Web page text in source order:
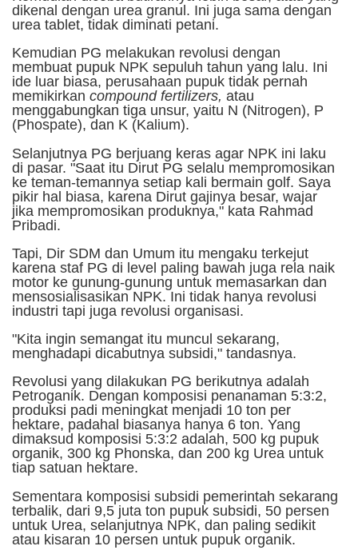
dikenal dengan urea granul. Ini juga sama dengan
urea tablet, tidak diminati petani.
Kemudian PG melakukan revolusi dengan
membuat pupuk NPK sepuluh tahun yang lalu. Ini
ide luar biasa, perusahaan pupuk tidak pernah
memikirkan compound fertilizers, atau
menggabungkan tiga unsur, yaitu N (Nitrogen), P
(Phospate), dan K (Kalium).
Selanjutnya PG berjuang keras agar NPK ini laku
di pasar. "Saat itu Dirut PG selalu mempromosikan
ke teman-temannya setiap kali bermain golf. Saya
pikir hal biasa, karena Dirut gajinya besar, wajar
jika mempromosikan produknya," kata Rahmad
Pribadi.
Tapi, Dir SDM dan Umum itu mengaku terkejut
karena staf PG di level paling bawah juga rela naik
motor ke gunung-gunung untuk memasarkan dan
mensosialisasikan NPK. Ini tidak hanya revolusi
industri tapi juga revolusi organisasi.
"Kita ingin semangat itu muncul sekarang,
menghadapi dicabutnya subsidi," tandasnya.
Revolusi yang dilakukan PG berikutnya adalah
Petroganik. Dengan komposisi penanaman 5:3:2,
produksi padi meningkat menjadi 10 ton per
hektare, padahal biasanya hanya 6 ton. Yang
dimaksud komposisi 5:3:2 adalah, 500 kg pupuk
organik, 300 kg Phonska, dan 200 kg Urea untuk
tiap satuan hektare.
Sementara komposisi subsidi pemerintah sekarang
terbalik, dari 9,5 juta ton pupuk subsidi, 50 persen
untuk Urea, selanjutnya NPK, dan paling sedikit
atau kisaran 10 persen untuk pupuk organik.